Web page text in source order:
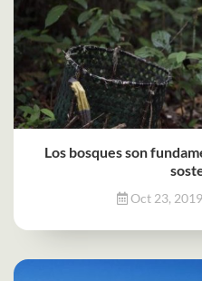
Los bosques son
Oct 23, 2019